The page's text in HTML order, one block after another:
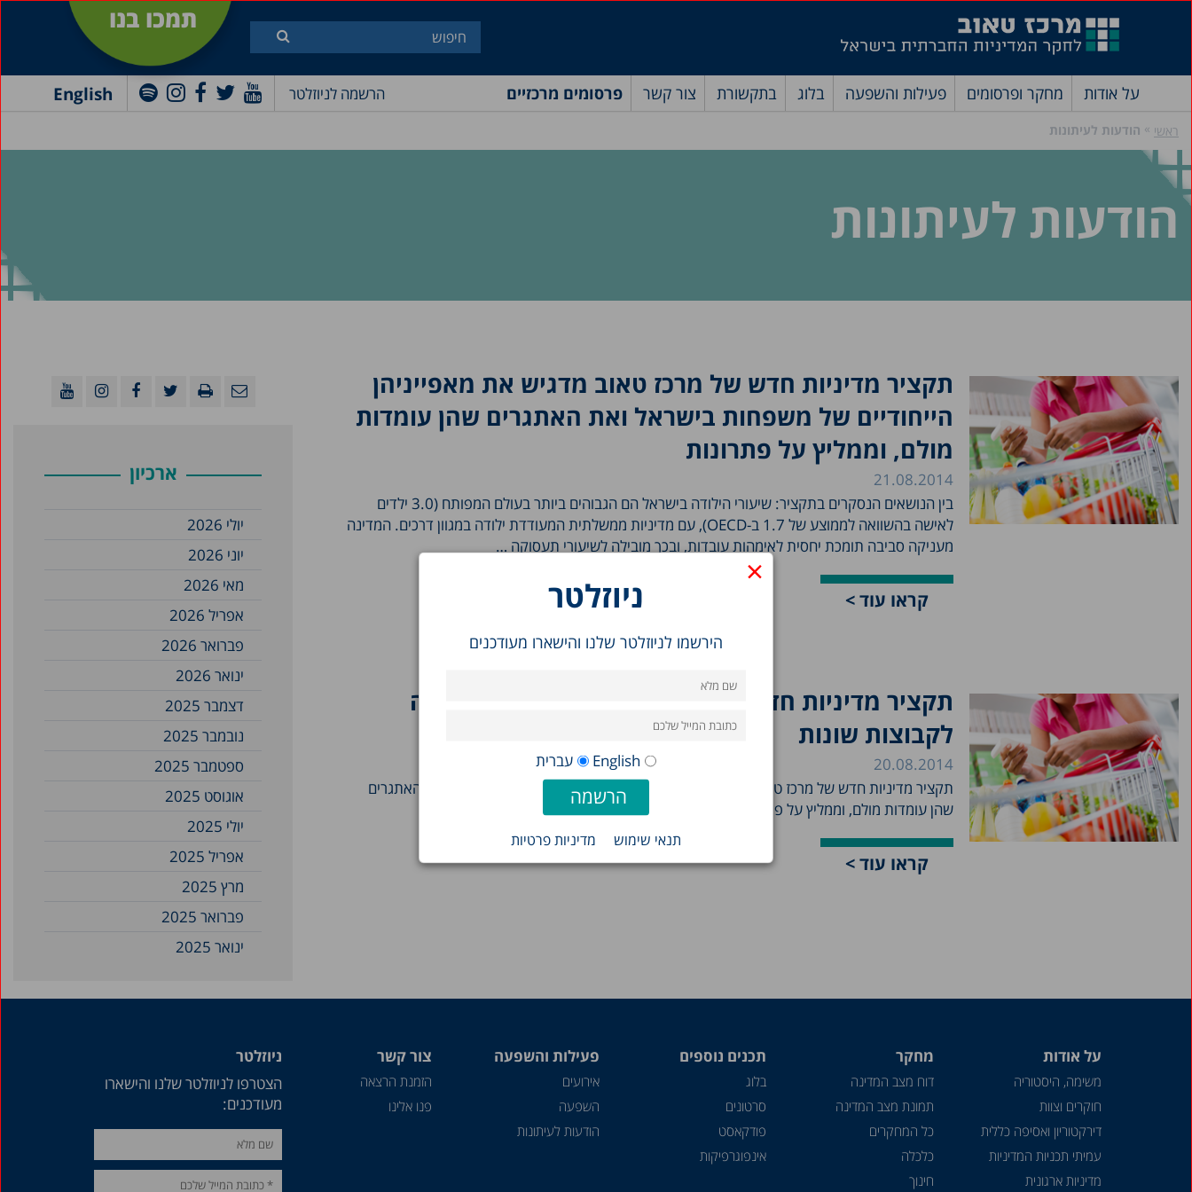
תמכו בנו
על אודות מחקר ופרסומים פעילות והשפעה בלוג בתקשורת צור קשר פרסומים מרכזיים הרשמה לניוזלטר English
×
ניוזלטר
הירשמו לניוזלטר שלנו והישארו מעודכנים
English עברית
תנאי שימוש מדיניות פרטיות
ראשי » הודעות לעיתונות
הודעות לעיתונות
תקציר מדיניות חדש של מרכז טאוב מדגיש את מאפייניהן
הייחודיים של משפחות בישראל ואת האתגרים שהן עומדות
מולם, וממליץ על פתרונות
21.08.2014
בין הנושאים הנסקרים בתקציר: שיעורי הילודה בישראל הם הגבוהים ביותר בעולם המפותח (3.0 ילדים
לאישה בהשוואה לממוצע של 1.7 ב-OECD), עם מדיניות ממשלתית המעודדת ילודה במגוון דרכים. המדינה
מעניקה סביבה תומכת יחסית לאימהות עובדות, ובכך מובילה לשיעורי תעסוקה …
קראו עוד >
תקציר מדיניות חדש על מבנה משפחתי וסוגיות רווחה
לקבוצות שונות
20.08.2014
תקציר מדיניות חדש של מרכז טאוב מדגיש את מאפייניהן הייחודיים של משפחות בישראל ואת האתגרים
שהן עומדות מולם, וממליץ על פתרונות
קראו עוד >
ארכיון
יולי 2026
יוני 2026
מאי 2026
אפריל 2026
פברואר 2026
ינואר 2026
דצמבר 2025
נובמבר 2025
ספטמבר 2025
אוגוסט 2025
יולי 2025
אפריל 2025
מרץ 2025
פברואר 2025
ינואר 2025
אוגוסט 2024
יולי 2024
יוני 2024
מאי 2024
אפריל 2024
על אודות
משימה, היסטוריה
חוקרים וצוות
דירקטוריון ואסיפה כללית
עמיתי תכניות המדיניות
מדיניות ארגונית
מחקר
דוח מצב המדינה
תמונת מצב המדינה
כל המחקרים
כלכלה
חינוך
תכנים נוספים
בלוג
סרטונים
פודקאסט
אינפוגרפיקות
פעילות והשפעה
אירועים
השפעה
הודעות לעיתונות
צור קשר
הזמנת הרצאה
פנו אלינו
ניוזלטר
הצטרפו לניוזלטר שלנו והישארו
מעודכנים: